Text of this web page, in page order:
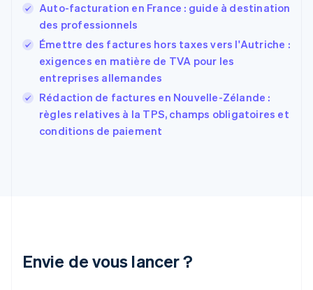
Auto-facturation en France : guide à destination
des professionnels
Émettre des factures hors taxes vers l'Autriche :
exigences en matière de TVA pour les
entreprises allemandes
Rédaction de factures en Nouvelle-Zélande :
règles relatives à la TPS, champs obligatoires et
conditions de paiement
Envie de vous lancer ?
EnglishEspañol简体中文
Finlande
English Svenska
FrançaisEnglish
Gibraltar
English
Grèce
English
Hongrie
日本語 English